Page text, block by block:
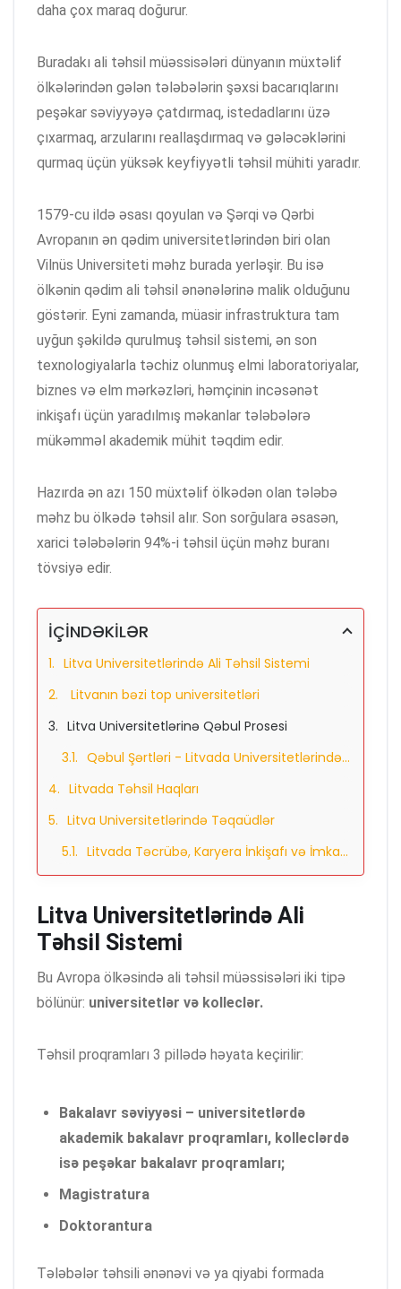
daha çox maraq doğurur.
Buradakı ali təhsil müəssisələri dünyanın müxtəlif
ölkələrindən gələn tələbələrin şəxsi bacarıqlarını
peşəkar səviyyəyə çatdırmaq, istedadlarını üzə
çıxarmaq, arzularını reallaşdırmaq və gələcəklərini
qurmaq üçün yüksək keyfiyyətli təhsil mühiti yaradır.
1579-cu ildə əsası qoyulan və Şərqi və Qərbi
Avropanın ən qədim universitetlərindən biri olan
Vilnüs Universiteti məhz burada yerləşir. Bu isə
ölkənin qədim ali təhsil ənənələrinə malik olduğunu
göstərir. Eyni zamanda, müasir infrastruktura tam
uyğun şəkildə qurulmuş təhsil sistemi, ən son
texnologiyalarla təchiz olunmuş elmi laboratoriyalar,
biznes və elm mərkəzləri, həmçinin incəsənət
inkişafı üçün yaradılmış məkanlar tələbələrə
mükəmməl akademik mühit təqdim edir.
Hazırda ən azı 150 müxtəlif ölkədən olan tələbə
məhz bu ölkədə təhsil alır. Son sorğulara əsasən,
xarici tələbələrin 94%-i təhsil üçün məhz buranı
tövsiyə edir.
İÇİNDƏKİLƏR
Litva Universitetlərində Ali Təhsil Sistemi
Litvanın bəzi top universitetləri
Litva Universitetlərinə Qəbul Prosesi
Qəbul Şərtləri - Litvada Universitetlərində Təhsil
Litvada Təhsil Haqları
Litva Universitetlərində Təqaüdlər
Litvada Təcrübə, Karyera İnkişafı və İmkanlar
Litva Universitetlərində Ali
Təhsil Sistemi
Bu Avropa ölkəsində ali təhsil müəssisələri iki tipə
bölünür: universitetlər və kolleclər.
Təhsil proqramları 3 pillədə həyata keçirilir:
Bakalavr səviyyəsi – universitetlərdə
akademik bakalavr proqramları, kolleclərdə
isə peşəkar bakalavr proqramları;
Magistratura
Doktorantura
Tələbələr təhsili ənənəvi və ya qiyabi formada